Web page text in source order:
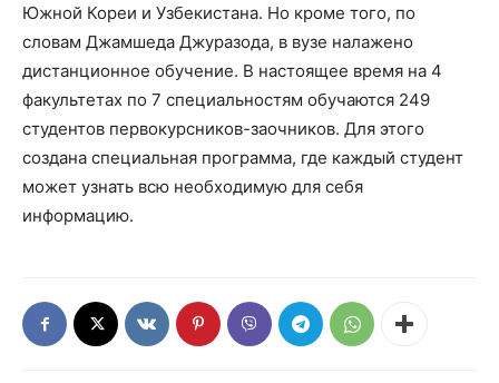
Южной Кореи и Узбекистана. Но кроме того, по
словам Джамшеда Джуразода, в вузе налажено
дистанционное обучение. В настоящее время на 4
факультетах по 7 специальностям обучаются 249
студентов первокурсников-заочников. Для этого
создана специальная программа, где каждый студент
может узнать всю необходимую для себя
информацию.